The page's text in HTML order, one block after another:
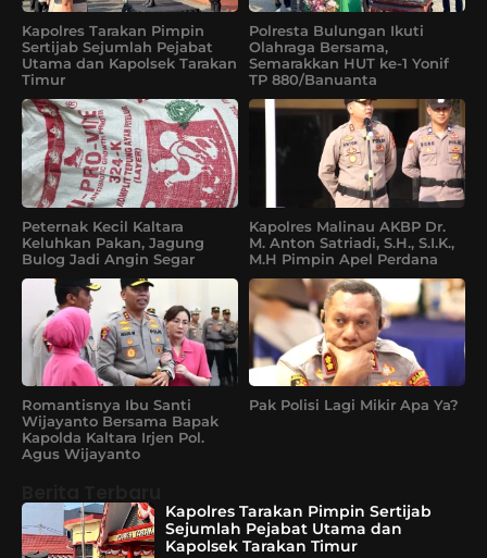
Kapolres Tarakan Pimpin
Sertijab Sejumlah Pejabat
Utama dan Kapolsek Tarakan
Timur
Polresta Bulungan Ikuti
Olahraga Bersama,
Semarakkan HUT ke-1 Yonif
TP 880/Banuanta
Peternak Kecil Kaltara
Keluhkan Pakan, Jagung
Bulog Jadi Angin Segar
Kapolres Malinau AKBP Dr.
M. Anton Satriadi, S.H., S.I.K.,
M.H Pimpin Apel Perdana
Romantisnya Ibu Santi
Wijayanto Bersama Bapak
Kapolda Kaltara Irjen Pol.
Agus Wijayanto
Pak Polisi Lagi Mikir Apa Ya?
Kapolres Tarakan Pimpin Sertijab
Sejumlah Pejabat Utama dan
Kapolsek Tarakan Timur